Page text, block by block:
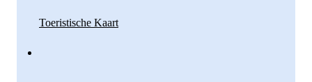
Toeristische Kaart